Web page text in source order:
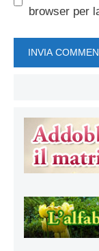
browser per